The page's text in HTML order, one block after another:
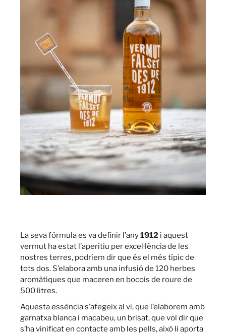
La seva fórmula es va definir l’any1912 i aquest
vermut ha estat l’aperitiu per excel·lència de les
nostres terres, podríem dir que és el més típic de
tots dos. S’elabora amb una infusió de 120 herbes
aromàtiques que maceren en bocois de roure de
500 litres.
Aquesta essència s’afegeix al vi, que l’elaborem amb
garnatxa blanca i macabeu, un brisat, que vol dir que
s’ha vinificat en contacte amb les pells, això li aporta